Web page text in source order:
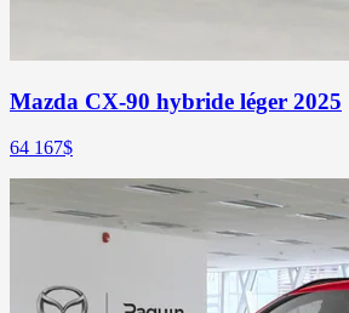
Mazda CX-90 hybride léger 2025
64 167$